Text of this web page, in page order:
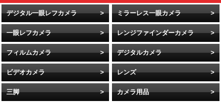
デジタル一眼レフカメラ ミラーレス一眼カメラ
一眼レフカメラ レンジファインダーカメラ
フィルムカメラ デジタルカメラ
ビデオカメラ レンズ
三脚 カメラ用品